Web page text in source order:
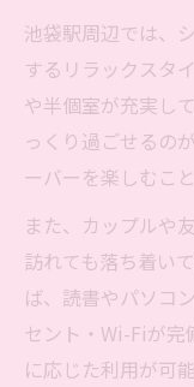
池袋駅周辺では、
するリラックスタ
や半個室が充実し
っくり過ごせるの
ーバーを楽しむこ
また、カップルや
訪れても落ち着い
ば、読書やパソコ
セント・Wi-Fiが完
に応じた利用が可能